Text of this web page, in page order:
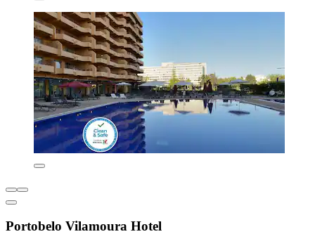
Portobelo Vilamoura Hotel